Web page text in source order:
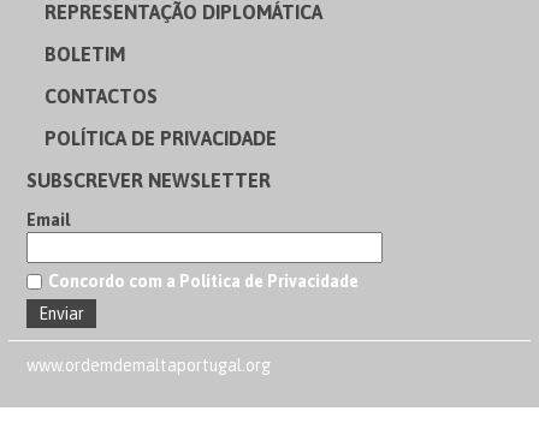
REPRESENTAÇÃO DIPLOMÁTICA
BOLETIM
CONTACTOS
POLÍTICA DE PRIVACIDADE
SUBSCREVER NEWSLETTER
Email
Concordo com a Política de Privacidade
www.ordemdemaltaportugal.org